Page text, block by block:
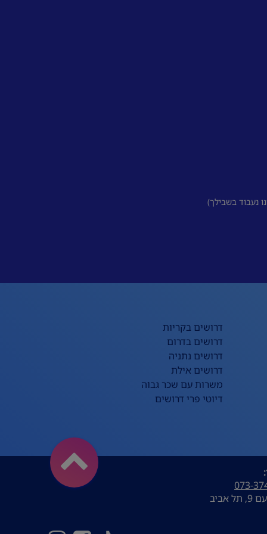
נעבוד בשבילך)
דרושים בקריות
דרושים בדרום
דרושים נתניה
דרושים אילת
משרות עם שכר גבוה
דיוטי פרי דרושים
073-